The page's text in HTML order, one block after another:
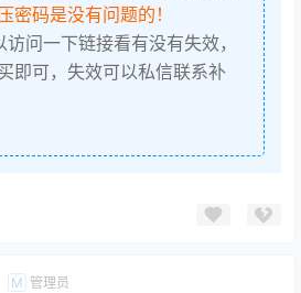
密码是没有问题的！
问一下链接看有没有失效，
即可，失效可以私信联系补
M 管理员